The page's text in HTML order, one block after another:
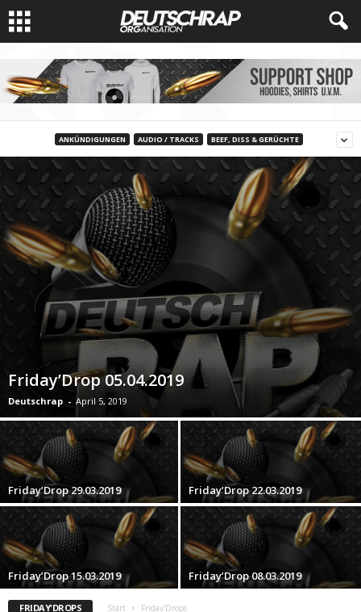
ANKÜNDIGUNGEN AUDIO / TRACKS BEEF, DISS & GERÜCHTE
Friday’Drop 05.04.2019
Deutschrap - April 5, 2019
Friday’Drop 29.03.2019 Friday’Drop 22.03.2019
Friday’Drop 15.03.2019 Friday’Drop 08.03.2019
FRIDAY'DROPS Start Friday'Drops